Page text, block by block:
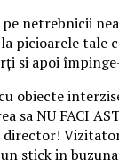
netrebnicii
picioarele tale
si apoi
obiecte
sa NU FACI
director!
stick in